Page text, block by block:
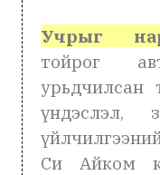
Учрыг
тойрог
урьдчилсан
үндэслэл,
Си Айком